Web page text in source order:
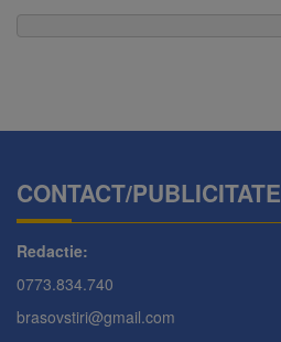
CONTACT/PUBLICITATE
Redactie:
0773.834.740
brasovstiri@gmail.com